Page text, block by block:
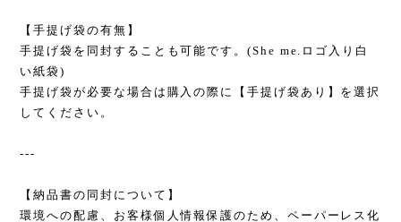
【手提げ袋の有無】
手提げ袋を同封することも可能です。(She me.ロゴ入り白
い紙袋)
手提げ袋が必要な場合は購入の際に【手提げ袋あり】を選択
してください。
---
【納品書の同封について】
環境への配慮、お客様個人情報保護のため、ペーパーレス化